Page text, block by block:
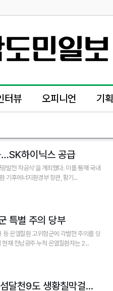
터뷰 오피니언 기획
하이닉스 공급
발전 착공식'을 개최했다. 이를 통해 국내
기후에너지환경부 장관, 황기...
특별 주의 당부
온열질환 고위험군에 각별한 주의를 당
현재 전남광주 누적 온열질환자는 2...
전남광주특별시, 이달 전통주 여수 황칠본가 ‘섬달천9도 생황칠막걸리’ 선정